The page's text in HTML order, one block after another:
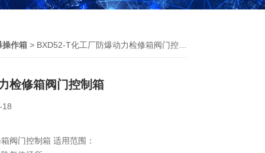
操作箱 > BXD52-T化工厂防爆动力检修箱阀门控制箱
检修箱阀门控制箱
18
阀门控制箱 适用范围：